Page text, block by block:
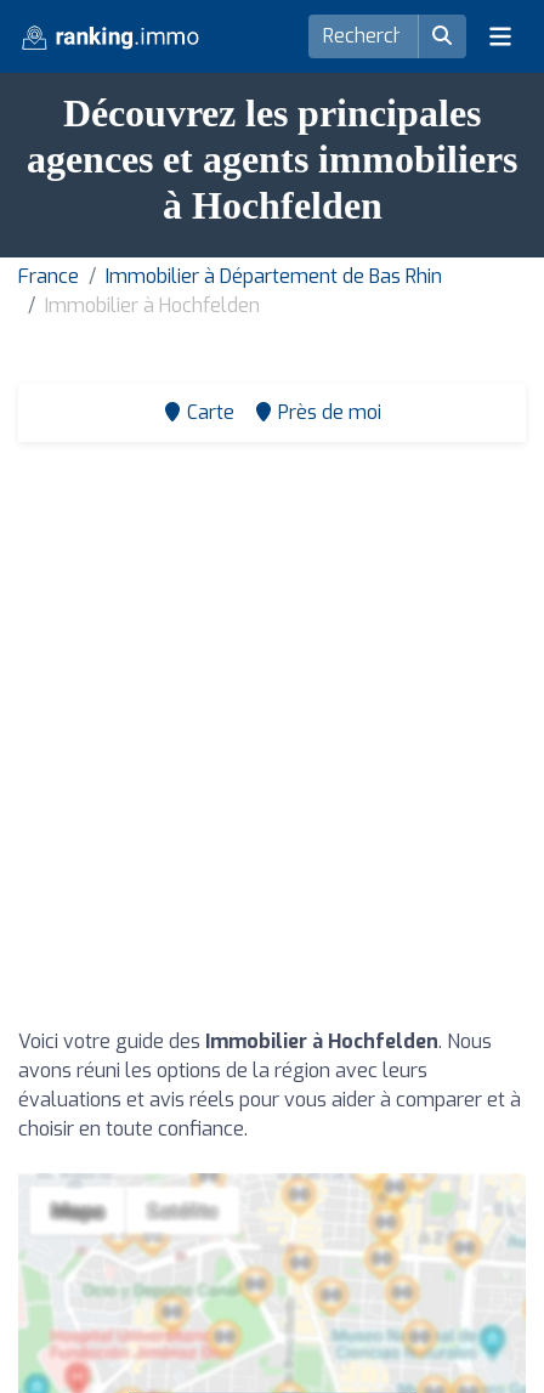
Découvrez les principales
agences et agents immobiliers
à Hochfelden
France
Immobilier à Département de Bas Rhin
Immobilier à Hochfelden
Carte Près de moi
Voici votre guide des Immobilier à Hochfelden. Nous
avons réuni les options de la région avec leurs
évaluations et avis réels pour vous aider à comparer et à
choisir en toute confiance.